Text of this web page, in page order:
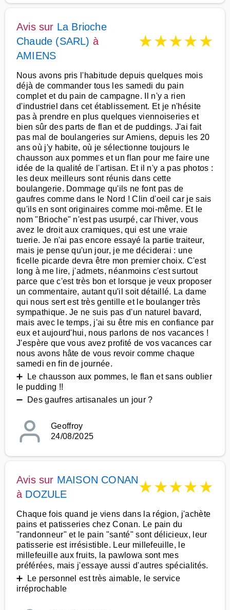
Avis sur La Brioche
Chaude (SARL) à
AMIENS
★★★★★
Nous avons pris l'habitude depuis quelques mois
déjà de commander tous les samedi du pain
complet et du pain de campagne. Il n'y a rien
d'industriel dans cet établissement. Et je n'hésite
pas à prendre en plus quelques viennoiseries et
bien sûr des parts de flan et de puddings. J'ai fait
pas mal de boulangeries sur Amiens, depuis les 20
ans où j'y habite, où je sélectionne toujours le
chausson aux pommes et un flan pour me faire une
idée de la qualité de l'artisan. Et il n'y a pas photos :
les deux meilleurs sont réunis dans cette
boulangerie. Dommage qu'ils ne font pas de
gaufres comme dans le Nord ! Clin d'oeil car je sais
qu'ils en sont originaires comme moi-même. Et le
nom "Brioche" n'est pas usurpé, car l'hiver, vous
avez le droit aux cramiques, qui est une vraie
tuerie. Je n'ai pas encore essayé la partie traiteur,
mais je pense qu'un jour, je me déciderai : une
ficelle picarde devra être mon premier choix. C'est
long à me lire, j'admets, néanmoins c'est surtout
parce que c'est très bon et lorsque je veux proposer
un commentaire, autant qu'il soit détaillé. La dame
qui nous sert est très gentille et le boulanger très
sympathique. Je ne suis pas d'un naturel bavard,
mais avec le temps, j'ai su être mis en confiance par
eux et aujourd'hui, nous parlons de nos vacances !
J'espère que vous avez profité de vos vacances car
nous avons hâte de vous revoir comme chaque
samedi en fin de journée.
➕ Le chausson aux pommes, le flan et sans oublier
le pudding !!
➖ Des gaufres artisanales un jour ?
Geoffroy
24/08/2025
Avis sur MAISON CONAN
à DOZULE ★★★★★
Chaque fois quand je viens dans la région, j'achète
pains et patisseries chez Conan. Le pain du
"randonneur" et le pain "santé" sont délicieux, leur
patisserie est irrésistible. Leur millefeuille, le
millefeuille aux fruits, la pawlowa sont mes
préférées, mais j'essaye aussi d'autres spécialités.
➕ Le personnel est très aimable, le service
irréprochable